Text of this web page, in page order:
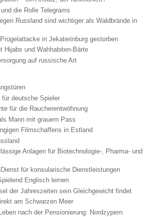
die Rolle Telegrams
Russland sind wichtiger als Waldbrände in
in Jekaterinburg gestorben
Hijabs und Wahhabiten-Bärte
auf russische Art
deutsche Spieler
für die Raucherentwöhnung
Mann mit grauem Pass
Filmschaffens in Estland
Anlagen für Biotechnologie-, Pharma- und
für konsularische Dienstleistungen
Englisch lernen
der Jahreszeiten sein Gleichgewicht findet
am Schwarzen Meer
nach der Pensionierung: Nordzypern